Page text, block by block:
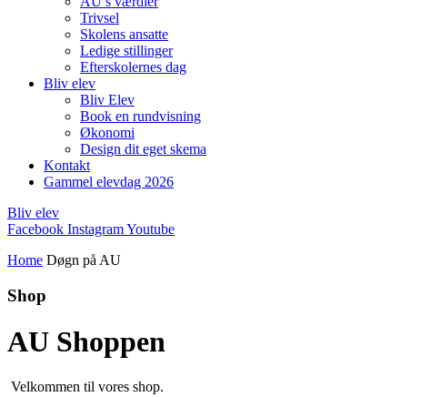
Trivsel
Skolens ansatte
Ledige stillinger
Efterskolernes dag
Bliv elev
Bliv Elev
Book en rundvisning
Økonomi
Design dit eget skema
Kontakt
Gammel elevdag 2026
Bliv elev
Facebook InstagramYoutube
Home Døgn på AU
Shop
AU Shoppen
Velkommen til vores shop.